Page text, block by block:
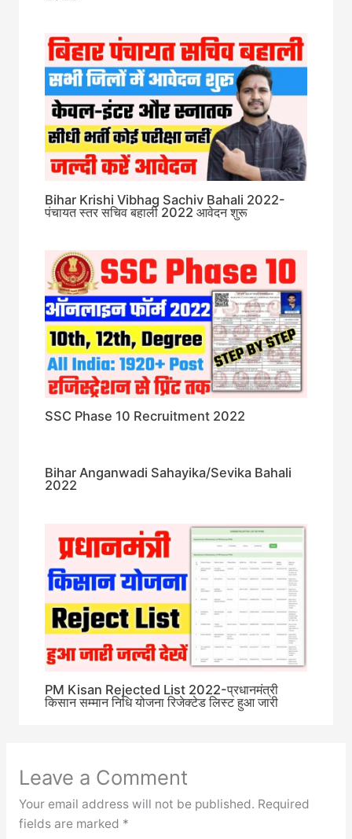
Bihar Krishi Vibhag Sachiv Bahali 2022-
पंचायत स्तर सचिव बहाली 2022 आवेदन शुरू
SSC Phase 10 Recruitment 2022
Bihar Anganwadi Sahayika/Sevika Bahali
2022
PM Kisan Rejected List 2022-प्रधानमंत्री
किसान सम्मान निधि योजना रिजेक्टेड लिस्ट हुआ जारी
Leave a Comment
Your email address will not be published. Required
fields are marked *